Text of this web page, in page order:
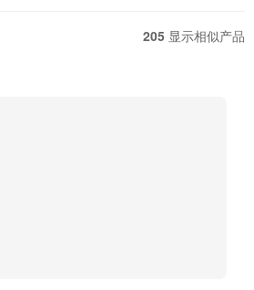
205 显示相似产品